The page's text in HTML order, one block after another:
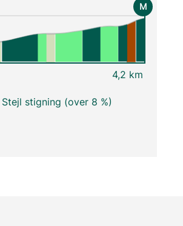
M
4,2 km
Stejl stigning (over 8 %)